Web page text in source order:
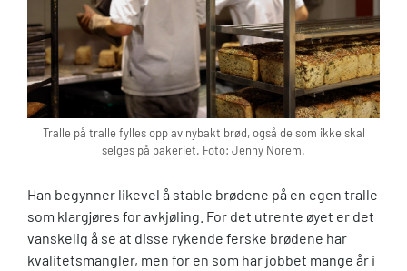
Tralle på tralle fylles opp av nybakt brød, også de som ikke skal
selges på bakeriet. Foto: Jenny Norem.
Han begynner likevel å stable brødene på en egen tralle
som klargjøres for avkjøling. For det utrente øyet er det
vanskelig å se at disse rykende ferske brødene har
kvalitetsmangler, men for en som har jobbet mange år i